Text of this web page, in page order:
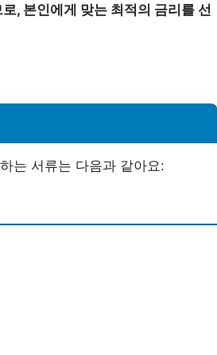
, 본인에게 맞는 최적의 금리를 선
는 서류는 다음과 같아요: